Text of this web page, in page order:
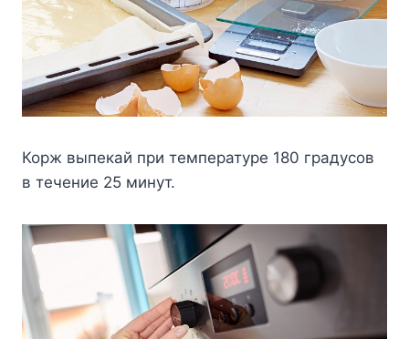
Корж выпекай при температуре 180 градусов
в течение 25 минут.